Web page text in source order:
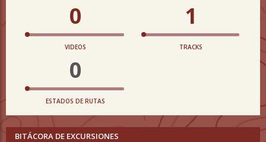
0
VIDEOS
1
TRACKS
0
ESTADOS DE RUTAS
BITÁCORA DE EXCURSIONES